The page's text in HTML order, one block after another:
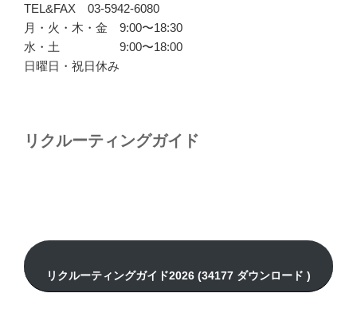
TEL&FAX 03-5942-6080
月・火・木・金 9:00〜18:30
水・土 9:00〜18:00
日曜日・祝日休み
リクルーティングガイド